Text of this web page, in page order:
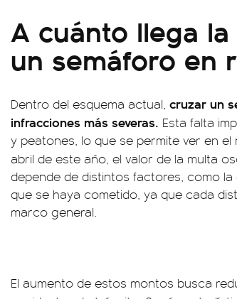
A cuánto llega
un semáforo en
Dentro del esquema actual, cruzar un
infracciones más severas. Esta falta
y peatones, lo que se permite ver en
abril de este año, el valor de la multa
depende de distintos factores, como
que se haya cometido, ya que cada
marco general.
El aumento de estos montos busca